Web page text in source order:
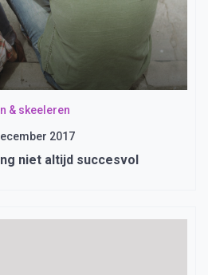
& skeeleren
2017
niet altijd succesvol